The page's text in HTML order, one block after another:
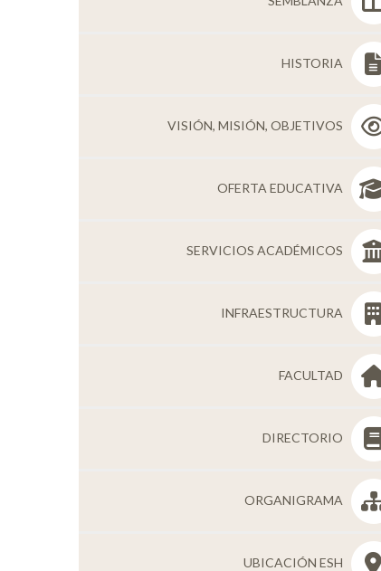
HISTORIA
VISIÓN, MISIÓN, OBJETIVOS
OFERTA EDUCATIVA
SERVICIOS ACADÉMICOS
INFRAESTRUCTURA
FACULTAD
DIRECTORIO
ORGANIGRAMA
UBICACIÓN ESH